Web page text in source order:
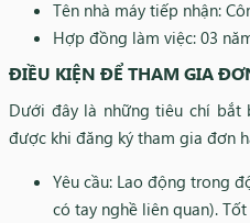
Tên nhà máy tiếp nhận:
Hợp đồng làm việc: 03
ĐIỀU KIỆN ĐỂ THAM GIA
Dưới đây là những tiêu chí bắt
được khi đăng ký tham gia đơn
Yêu cầu: Lao động trong
có tay nghề liên quan).